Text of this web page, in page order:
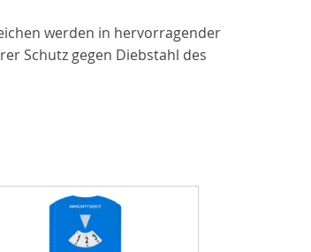
werden in hervorragender
Schutz gegen Diebstahl des